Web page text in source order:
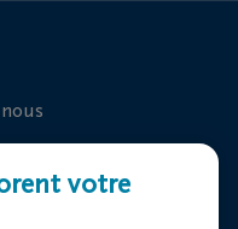
votre